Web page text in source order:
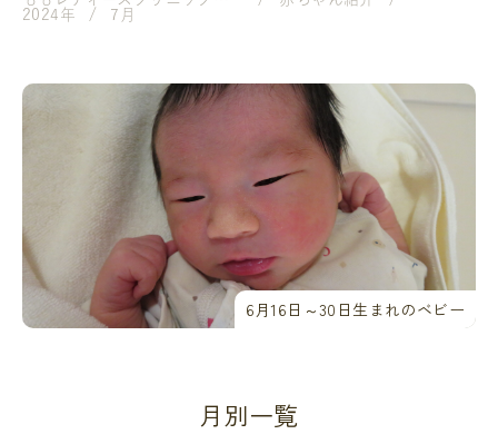
2024年
7月
6月16日～30日生まれのベビー
月別一覧